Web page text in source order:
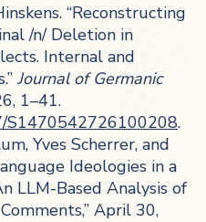
“Reconstructing
/n/ Deletion in
Internal and
Journal of Germanic
1–41.
S1470542726100208.
Yves Scherrer, and
Ideologies in a
LLM-Based Analysis of
April 30,